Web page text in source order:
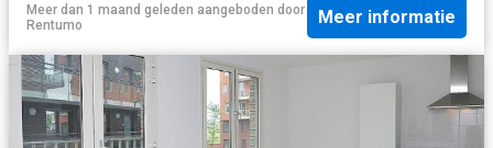
Meer dan 1 maand geleden aangeboden door
Rentumo
Meer informatie